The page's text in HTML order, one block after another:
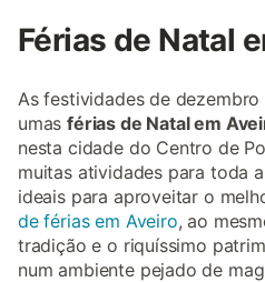
Férias de Natal
As festividades de
umasférias de Natal em
nesta cidade do Centro de
muitas atividades para toda
ideais para aproveitar o
de férias em Aveiro, ao
tradição e o riquíssimo
num ambiente pejado de